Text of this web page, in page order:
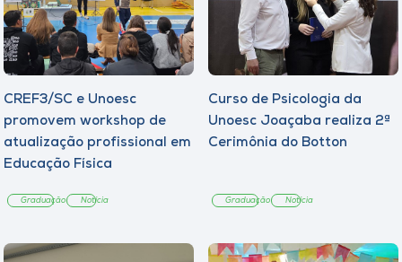
CREF3/SC e Unoesc
promovem workshop de
atualização profissional em
Educação Física
Graduação Notícia
Curso de Psicologia da
Unoesc Joaçaba realiza 2ª
Cerimônia do Botton
Graduação Notícia